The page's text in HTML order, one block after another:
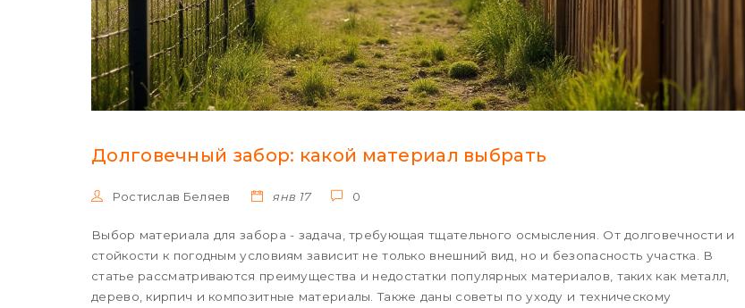
Долговечный забор: какой материал выбрать
Ростислав Беляев янв 17 0
Выбор материала для забора - задача, требующая тщательного осмысления. От долговечности и
стойкости к погодным условиям зависит не только внешний вид, но и безопасность участка. В
статье рассматриваются преимущества и недостатки популярных материалов, таких как металл,
дерево, кирпич и композитные материалы. Также даны советы по уходу и техническому